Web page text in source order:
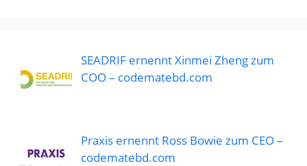
SEADRIF ernennt Xinmei Zheng zum
COO – codematebd.com
Praxis ernennt Ross Bowie zum CEO –
codematebd.com